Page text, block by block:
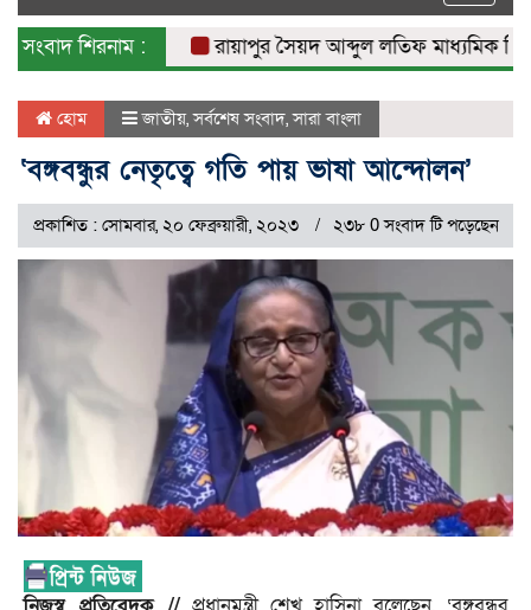
সংবাদ শিরনাম :
রায়াপুর সৈয়দ আব্দুল লতিফ মাধ্যমিক
হোম জাতীয়,সর্বশেষ সংবাদ,সারা বাংলা
‘বঙ্গবন্ধুর নেতৃত্বে গতি পায় ভাষা আন্দোলন’
প্রকাশিত : সোমবার, ২০ ফেব্রুয়ারী, ২০২৩ ২৩৮ 0 সংবাদ টি পড়েছেন